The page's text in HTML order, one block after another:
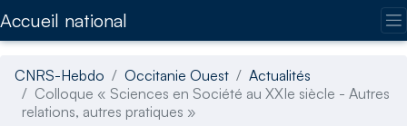
Accueil national
CNRS-Hebdo Occitanie Ouest
Actualités
Colloque « Sciences en Société au XXIe siècle - Autres
relations, autres pratiques »